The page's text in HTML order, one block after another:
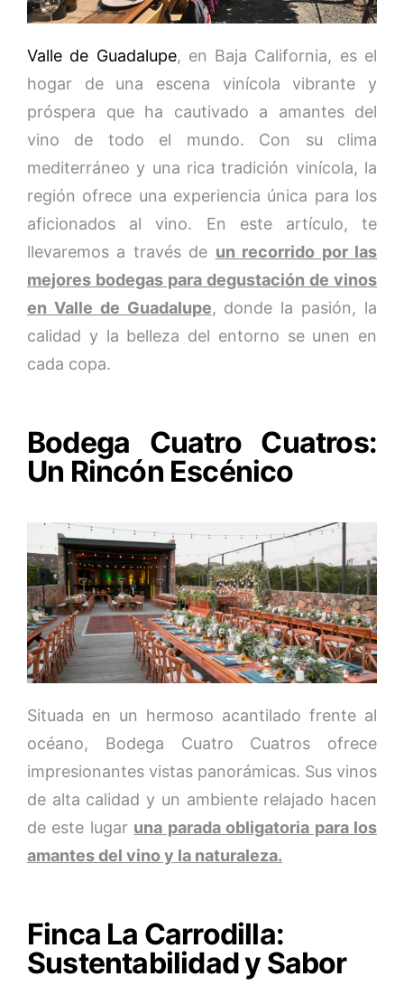
Valle de Guadalupe, en Baja California, es el
hogar de una escena vinícola vibrante y
próspera que ha cautivado a amantes del
vino de todo el mundo. Con su clima
mediterráneo y una rica tradición vinícola, la
región ofrece una experiencia única para los
aficionados al vino. En este artículo, te
llevaremos a través de un recorrido por las
mejores bodegas para degustación de vinos
en Valle de Guadalupe, donde la pasión, la
calidad y la belleza del entorno se unen en
cada copa.
Bodega Cuatro Cuatros:
Un Rincón Escénico
Situada en un hermoso acantilado frente al
océano, Bodega Cuatro Cuatros ofrece
impresionantes vistas panorámicas. Sus vinos
de alta calidad y un ambiente relajado hacen
de este lugar una parada obligatoria para los
amantes del vino y la naturaleza.
Finca La Carrodilla:
Sustentabilidad y Sabor